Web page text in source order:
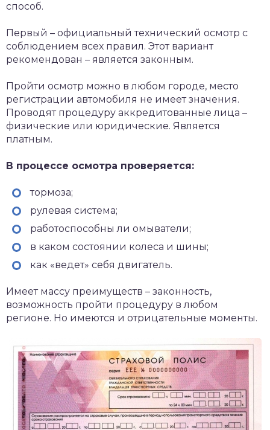
способ.
Первый – официальный технический осмотр с
соблюдением всех правил. Этот вариант
рекомендован – является законным.
Пройти осмотр можно в любом городе, место
регистрации автомобиля не имеет значения.
Проводят процедуру аккредитованные лица –
физические или юридические. Является
платным.
В процессе осмотра проверяется:
тормоза;
рулевая система;
работоспособны ли омыватели;
в каком состоянии колеса и шины;
как «ведет» себя двигатель.
Имеет массу преимуществ – законность,
возможность пройти процедуру в любом
регионе. Но имеются и отрицательные моменты.